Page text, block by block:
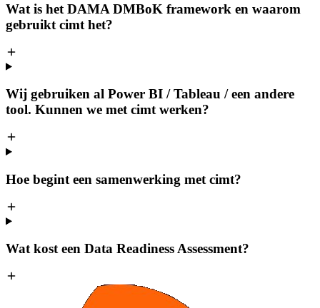
Wat is het DAMA DMBoK framework en waarom
gebruikt cimt het?
Wij gebruiken al Power BI / Tableau / een andere
tool. Kunnen we met cimt werken?
Hoe begint een samenwerking met cimt?
Wat kost een Data Readiness Assessment?